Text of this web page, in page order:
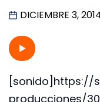
DICIEMBRE 3,
[sonido]https://
producciones/